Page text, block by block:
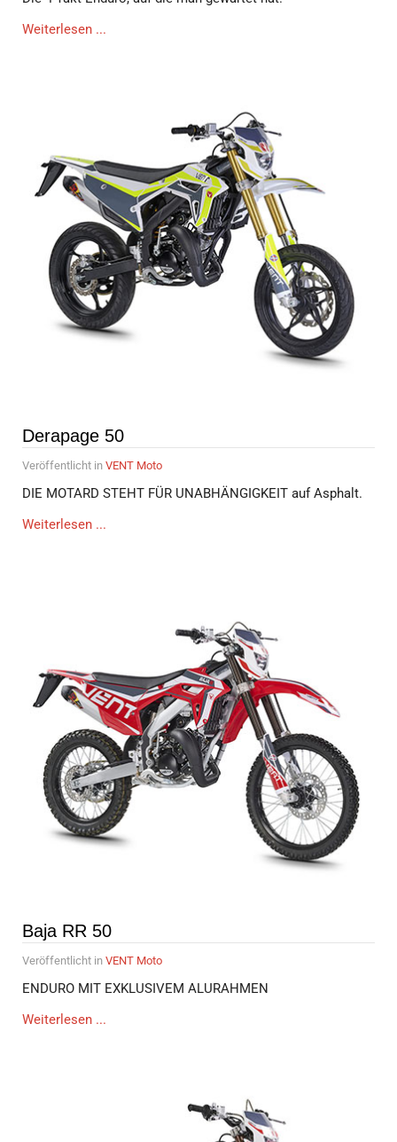
Weiterlesen ...
Derapage 50
Veröffentlicht in VENT Moto
DIE MOTARD STEHT FÜR UNABHÄNGIGKEIT auf Asphalt.
Weiterlesen ...
Baja RR 50
Veröffentlicht in VENT Moto
ENDURO MIT EXKLUSIVEM ALURAHMEN
Weiterlesen ...